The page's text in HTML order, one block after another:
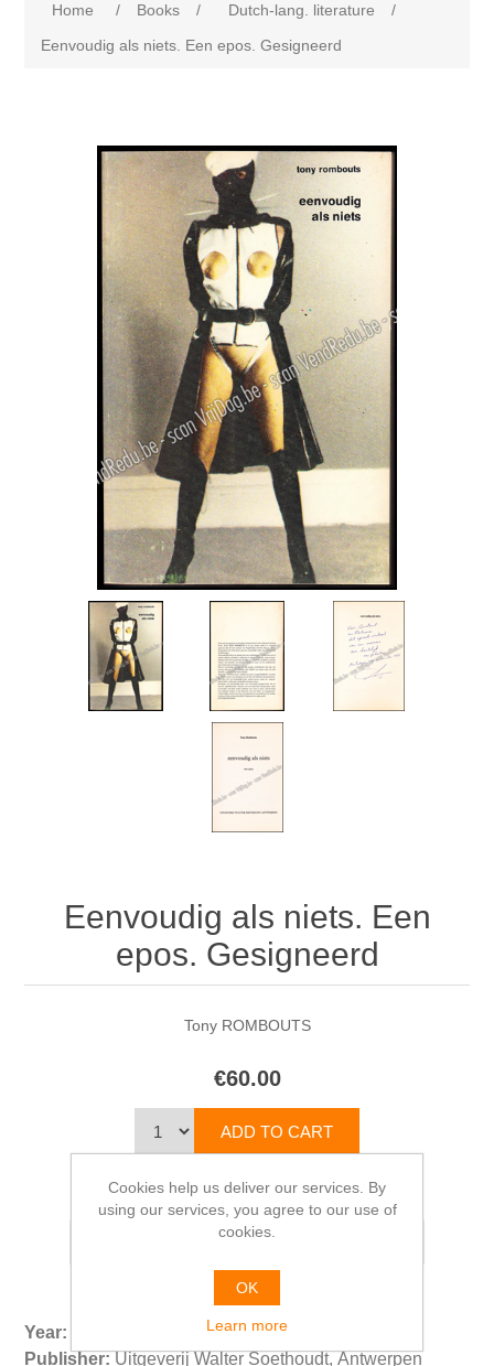
Home / Books / Dutch-lang. literature
/
Eenvoudig als niets. Een epos. Gesigneerd
Eenvoudig als niets. Een
epos. Gesigneerd
Tony ROMBOUTS
€60.00
Please select the address you want to ship from
Year:
Publisher: Uitgeverij Walter Soethoudt, Antwerpen
Cookies help us deliver our services. By
using our services, you agree to our use of
cookies.
OK
Learn more